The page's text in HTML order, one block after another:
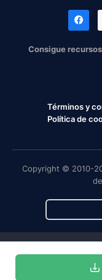
Consigue
Términos y
Política de
Copyright © 2010-
Magnific